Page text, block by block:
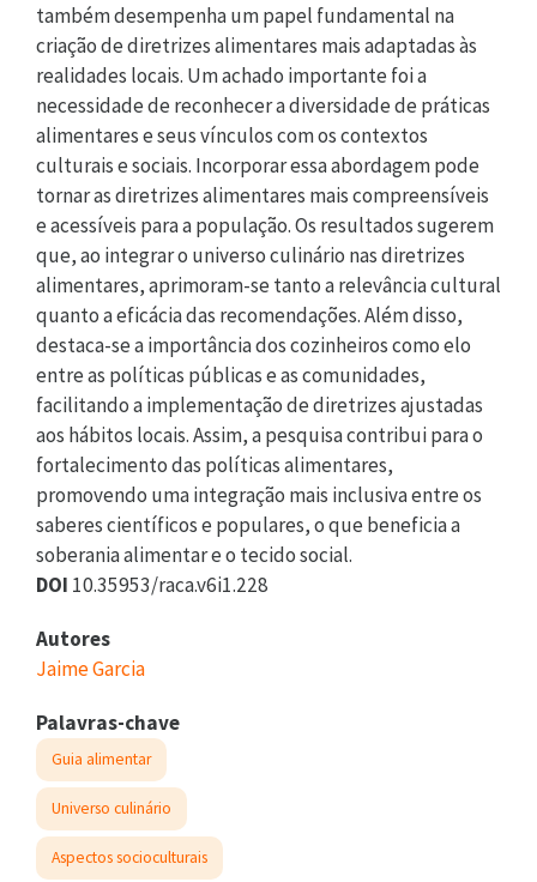
também desempenha um papel fundamental na
criação de diretrizes alimentares mais adaptadas às
realidades locais. Um achado importante foi a
necessidade de reconhecer a diversidade de práticas
alimentares e seus vínculos com os contextos
culturais e sociais. Incorporar essa abordagem pode
tornar as diretrizes alimentares mais compreensíveis
e acessíveis para a população. Os resultados sugerem
que, ao integrar o universo culinário nas diretrizes
alimentares, aprimoram-se tanto a relevância cultural
quanto a eficácia das recomendações. Além disso,
destaca-se a importância dos cozinheiros como elo
entre as políticas públicas e as comunidades,
facilitando a implementação de diretrizes ajustadas
aos hábitos locais. Assim, a pesquisa contribui para o
fortalecimento das políticas alimentares,
promovendo uma integração mais inclusiva entre os
saberes científicos e populares, o que beneficia a
soberania alimentar e o tecido social.
DOI 10.35953/raca.v6i1.228
Autores
Jaime Garcia
Palavras-chave
Guia alimentar
Universo culinário
Aspectos socioculturais